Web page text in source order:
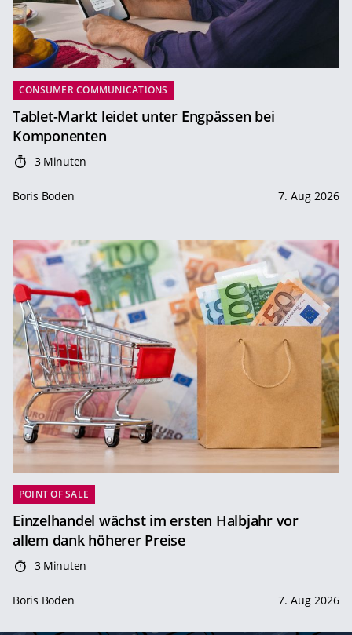
CONSUMER COMMUNICATIONS
Tablet-Markt leidet unter Engpässen bei
Komponenten
3 Minuten
Boris Boden 7. Aug 2026
POINT OF SALE
Einzelhandel wächst im ersten Halbjahr vor
allem dank höherer Preise
3 Minuten
Boris Boden 7. Aug 2026